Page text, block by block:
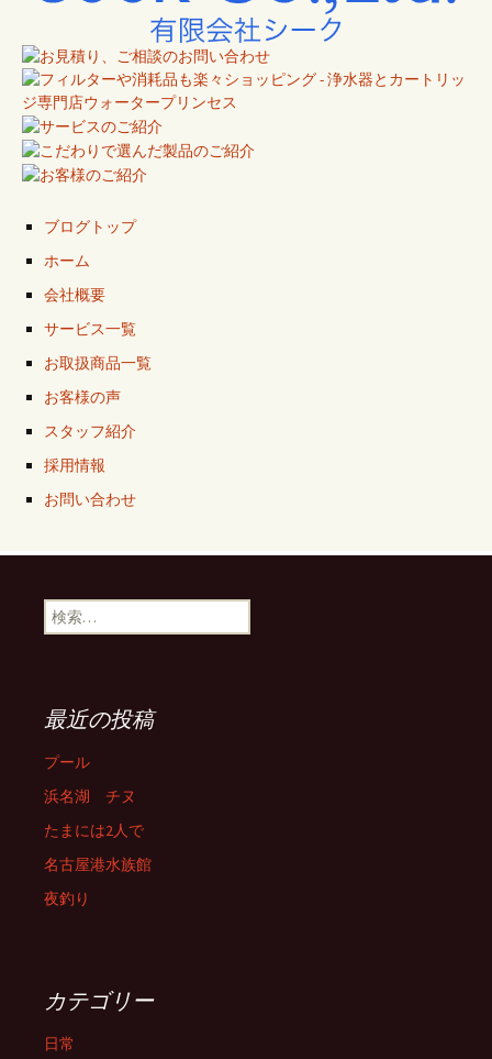
ブログトップ
ホーム
会社概要
サービス一覧
お取扱商品一覧
お客様の声
スタッフ紹介
採用情報
お問い合わせ
検
索:
最近の投稿
プール
浜名湖 チヌ
たまには2人で
名古屋港水族館
夜釣り
カテゴリー
日常